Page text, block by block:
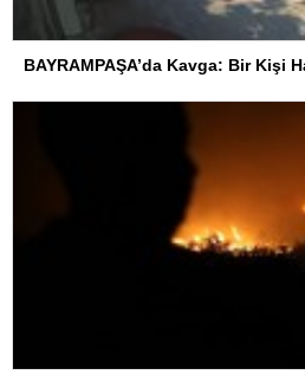
BAYRAMPAŞA’da Kavga: Bir Kişi